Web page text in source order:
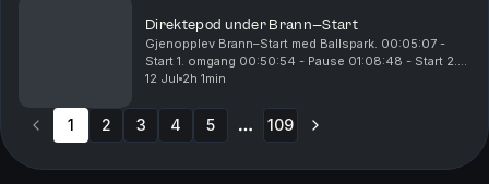
Direktepod under Brann–Start
Gjenopplev Brann–Start med Ballspark. 00:05:07 -
Start 1. omgang 00:50:54 - Pause 01:08:48 - Start 2.
omgang 01:16:04 - 0-1 til Start 01:31:20 - 1-1 til Brann
12 Jul 2h 1min
1 2 3 4 5 109